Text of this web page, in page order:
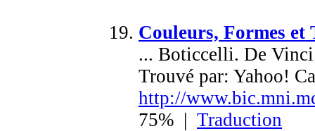
Couleurs, Formes et
... Boticcelli. De
Trouvé par: Yahoo!
http://
75% | Traduction